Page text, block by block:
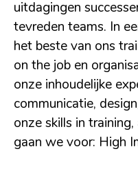
uitdagingen
tevreden teams. In
het beste van ons
on the job en
onze inhoudelijke
communicatie,
onze skills in
gaan we voor: High